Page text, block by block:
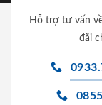
Hỗ trợ tư vấn
đãi